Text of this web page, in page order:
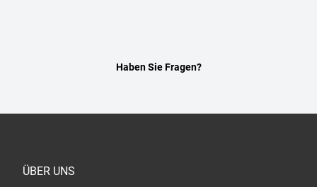
Haben Sie Fragen?
ÜBER UNS